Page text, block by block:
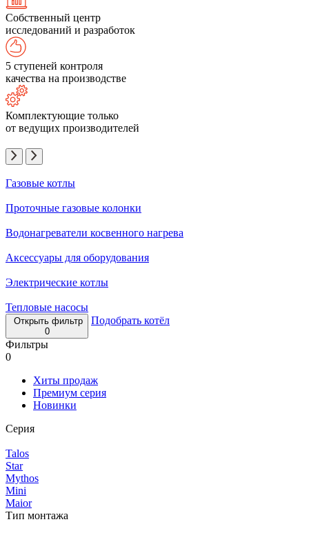
Собственный центр
исследований и разработок
5 ступеней контроля
качества на производстве
Комплектующие только
от ведущих производителей
Газовые котлы
Проточные газовые колонки
Водонагреватели косвенного нагрева
Аксессуары для оборудования
Электрические котлы
Тепловые насосы
Открыть фильтр
0
Подобрать котёл
Фильтры
0
Хиты продаж
Премиум серия
Новинки
Серия
Talos
Star
Mythos
Mini
Maior
Тип монтажа